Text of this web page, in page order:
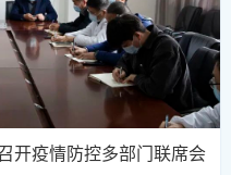
开疫情防控多部门联席会